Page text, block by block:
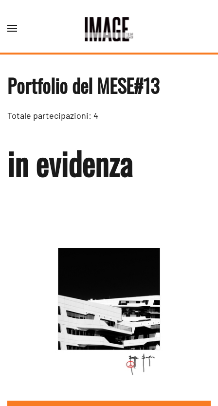
Skip to main content
Portfolio del MESE#13
Totale partecipazioni: 4
in evidenza